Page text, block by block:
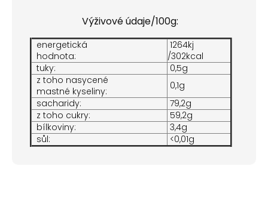
Výživové údaje/100g:
energetická
hodnota:
1264kj
/302kcal
tuky:
0,5g
z toho nasycené
mastné kyseliny:
0,1g
sacharidy:
79,2g
z toho cukry:
59,2g
bílkoviny:
3,4g
sůl:
<0,01g